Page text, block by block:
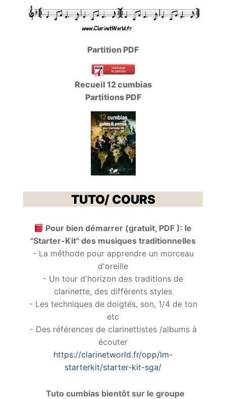
Partition PDF
Recueil 12 cumbias
Partitions PDF
TUTO/ COURS
Pour bien démarrer (gratuit, PDF ): le
"Starter-Kit" des musiques traditionnelles
- La méthode pour apprendre un morceau
d'oreille
- Un tour d'horizon des traditions de
clarinette, des différents styles
- Les techniques de doigtés, son, 1/4 de ton
etc
- Des références de clarinettistes /albums à
écouter
https://clarinetworld.fr/opp/lm-
starterkit/starter-kit-sga/
Tuto cumbias bientôt sur le groupe